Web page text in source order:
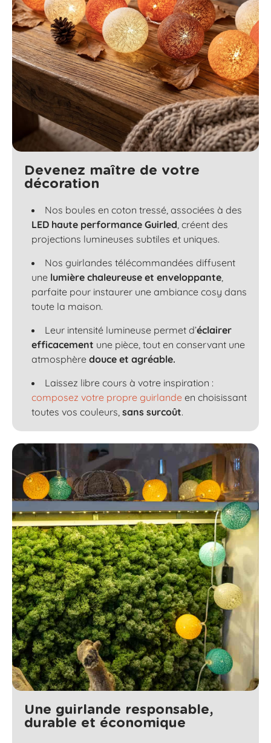
Devenez maître de votre
décoration
Nos boules en coton tressé, associées à des
LED haute performance Guirled, créent des
projections lumineuses subtiles et uniques.
Nos guirlandes télécommandées diffusent
une lumière chaleureuse et enveloppante,
parfaite pour instaurer une ambiance cosy dans
toute la maison.
Leur intensité lumineuse permet d’éclairer
efficacement une pièce, tout en conservant une
atmosphère douce et agréable.
Laissez libre cours à votre inspiration :
composez votre propre guirlande en choisissant
toutes vos couleurs, sans surcoût.
Une guirlande responsable,
durable et économique